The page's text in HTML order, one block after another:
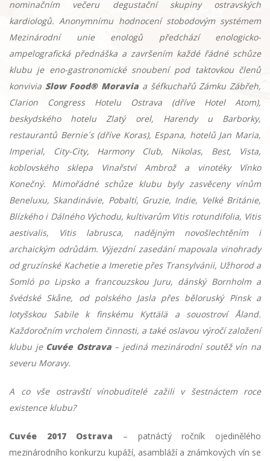
nominačním večeru degustační skupiny ostravských
kardiologů. Anonymnímu hodnocení stobodovým systémem
Mezinárodní unie enologů předchází enologicko-
ampelografická přednáška a završením každé řádné schůze
klubu je eno-gastronomické snoubení pod taktovkou členů
konvivia Slow Food® Moravia a šéfkuchařů Zámku Zábřeh,
Clarion Congress Hotelu Ostrava (dříve Hotel Atom),
beskydského hotelu Zlatý orel, Harendy u Barborky,
restaurantů Bernie´s (dříve Koras), Espana, hotelů Jan Maria,
Imperial, City-City, Harmony Club, Nikolas, Best, Vista,
koblovského sklepa Vinařství Ambrož a vinotéky Vínko
Konečný. Mimořádné schůze klubu byly zasvěceny vínům
Beneluxu, Skandinávie, Pobaltí, Gruzie, Indie, Velké Británie,
Blízkého i Dálného Východu, kultivarům Vitis rotundifolia, Vitis
aestivalis, Vitis labrusca, nadějným novošlechtěním i
archaickým odrůdám. Výjezdní zasedání mapovala vinohrady
od gruzínské Kachetie a Imeretie přes Transylvánii, Užhorod a
Somló po Lipsko a francouzskou Juru, dánský Bornholm a
švédské Skåne, od polského Jasla přes běloruský Pinsk a
lotyšskou Sabile k finskému Kyttälä a souostroví Åland.
Každoročním vrcholem činnosti, a také oslavou výročí založení
klubu je Cuvée Ostrava– jediná mezinárodnísoutěž vín na
severu Moravy.
A co vše ostravští vínobuditelé zažili v šestnáctem roce
existence klubu?
Cuvée 2017 Ostrava – patnáctý ročník ojedinělého
mezinárodního konkurzu kupáží, asambláží a známkových vín se